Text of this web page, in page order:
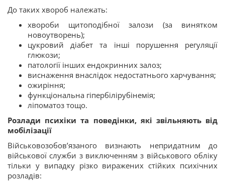
До таких хвороб належать:
хвороби щитоподібної залози (за винятком
новоутворень);
цукровий діабет та інші порушення регуляції
глюкози;
патології інших ендокринних залоз;
виснаження внаслідок недостатнього харчування;
ожиріння;
функціональна гіпербілірубінемія;
ліпоматоз тощо.
Розлади психіки та поведінки, які звільняють від
мобілізації
Військовозобов’язаного визнають непридатним до
військової служби з виключенням з військового обліку
тільки у випадку різко виражених стійких психічних
розладів: